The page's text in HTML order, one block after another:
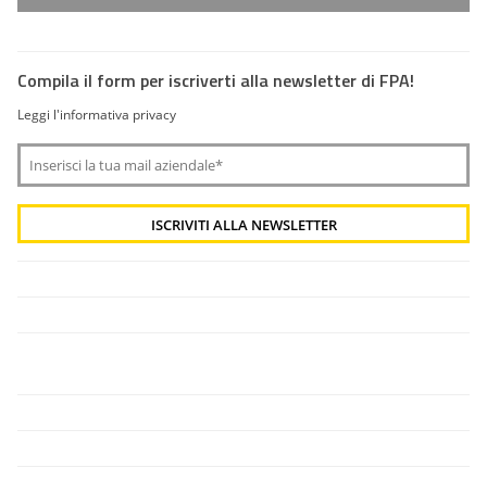
Compila il form per iscriverti alla newsletter di FPA!
Leggi l'informativa privacy